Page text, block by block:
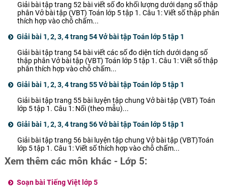
Giải bài tập trang 52 bài viết số đo khối lượng dưới dạng số thập
phân Vở bài tập (VBT) Toán lớp 5 tập 1. Câu 1: Viết số thập phân
thích hợp vào chỗ chấm...
Giải bài 1, 2, 3, 4 trang 54 Vở bài tập Toán lớp 5 tập 1
Giải bài tập trang 54 bài viết các số đo diện tích dưới dạng số
thập phân Vở bài tập (VBT) Toán lớp 5 tập 1. Câu 1: Viết số thập
phân thích hợp vào chỗ chấm...
Giải bài 1, 2, 3, 4 trang 55 Vở bài tập Toán lớp 5 tập 1
Giải bài tập trang 55 bài luyện tập chung Vở bài tập (VBT) Toán
lớp 5 tập 1. Câu 1: Nối (theo mẫu)...
Giải bài 1, 2, 3, 4 trang 56 Vở bài tập Toán lớp 5 tập 1
Giải bài tập trang 56 bài luyện tập chung Vở bài tập (VBT)Toán
lớp 5 tập 1. Câu 1: Viết số thích hợp vào chỗ chấm...
Xem thêm các môn khác - Lớp 5:
Soạn bài Tiếng Việt lớp 5